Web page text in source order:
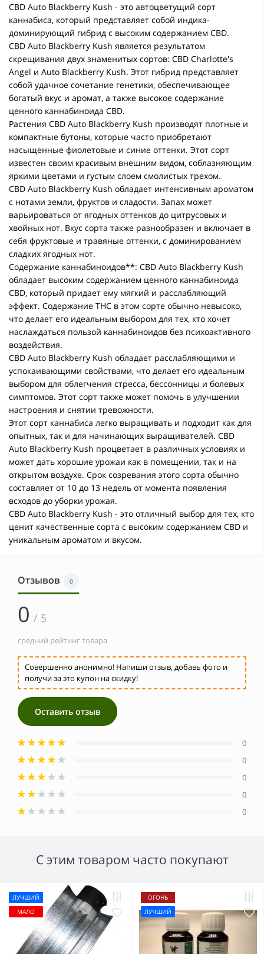
CBD Auto Blackberry Kush - это автоцветущий сорт
каннабиса, который представляет собой индика-
доминирующий гибрид с высоким содержанием CBD.
CBD Auto Blackberry Kush является результатом
скрещивания двух знаменитых сортов: CBD Charlotte's
Angel и Auto Blackberry Kush. Этот гибрид представляет
собой удачное сочетание генетики, обеспечивающее
богатый вкус и аромат, а также высокое содержание
ценного каннабиноида CBD.
Растения CBD Auto Blackberry Kush производят плотные и
компактные бутоны, которые часто приобретают
насыщенные фиолетовые и синие оттенки. Этот сорт
известен своим красивым внешним видом, соблазняющим
яркими цветами и густым слоем смолистых трехом.
CBD Auto Blackberry Kush обладает интенсивным ароматом
с нотами земли, фруктов и сладости. Запах может
варьироваться от ягодных оттенков до цитрусовых и
хвойных нот. Вкус сорта также разнообразен и включает в
себя фруктовые и травяные оттенки, с доминированием
сладких ягодных нот.
Содержание каннабиноидов**: CBD Auto Blackberry Kush
обладает высоким содержанием ценного каннабиноида
CBD, который придает ему мягкий и расслабляющий
эффект. Содержание THC в этом сорте обычно невысоко,
что делает его идеальным выбором для тех, кто хочет
наслаждаться пользой каннабиноидов без психоактивного
воздействия.
CBD Auto Blackberry Kush обладает расслабляющими и
успокаивающими свойствами, что делает его идеальным
выбором для облегчения стресса, бессонницы и болевых
симптомов. Этот сорт также может помочь в улучшении
настроения и снятии тревожности.
Этот сорт каннабиса легко выращивать и подходит как для
опытных, так и для начинающих выращивателей. CBD
Auto Blackberry Kush процветает в различных условиях и
может дать хорошие урожаи как в помещении, так и на
открытом воздухе. Срок созревания этого сорта обычно
составляет от 10 до 13 недель от момента появления
всходов до уборки урожая.
CBD Auto Blackberry Kush - это отличный выбор для тех, кто
ценит качественные сорта с высоким содержанием CBD и
уникальным ароматом и вкусом.
Отзывов 0
0 / 5
средний рейтинг товара
Совершенно анонимно! Напиши отзыв, добавь фото и
получи за это купон на скидку!
Оставить отзыв
0
0
0
0
0
С этим товаром часто покупают
ЛУЧШИЙ
МАЛО
ОГОНЬ
ЛУЧШИЙ